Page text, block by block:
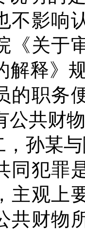
不影响
《关于
解释》
的职务
公共财
，孙某
同犯罪
主观上
共财物